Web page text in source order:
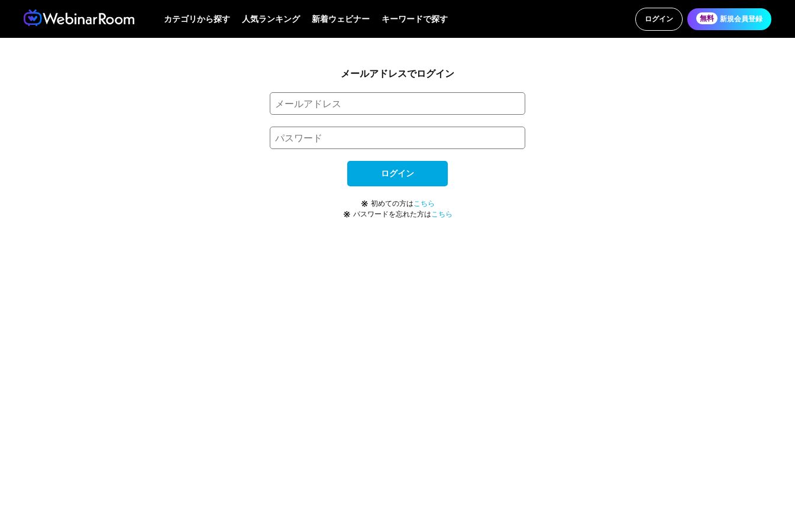
カテゴリから探す 人気ランキング 新着ウェビナー キーワードで探す ログイン 無料 新規会員登録
メールアドレスでログイン
ログイン
※ 初めての方は こちら
※ パスワードを忘れた方は こちら